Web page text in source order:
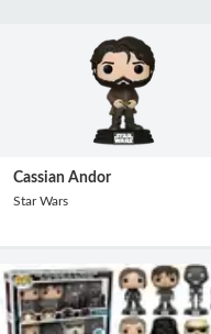
Cassian Andor
Star Wars